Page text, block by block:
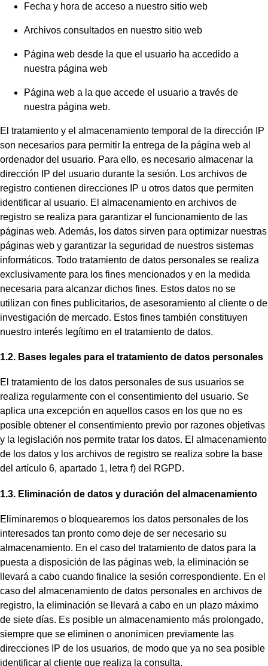
Fecha y hora de acceso a nuestro sitio web
Archivos consultados en nuestro sitio web
Página web desde la que el usuario ha accedido a
nuestra página web
Página web a la que accede el usuario a través de
nuestra página web.
El tratamiento y el almacenamiento temporal de la dirección IP
son necesarios para permitir la entrega de la página web al
ordenador del usuario. Para ello, es necesario almacenar la
dirección IP del usuario durante la sesión. Los archivos de
registro contienen direcciones IP u otros datos que permiten
identificar al usuario. El almacenamiento en archivos de
registro se realiza para garantizar el funcionamiento de las
páginas web. Además, los datos sirven para optimizar nuestras
páginas web y garantizar la seguridad de nuestros sistemas
informáticos. Todo tratamiento de datos personales se realiza
exclusivamente para los fines mencionados y en la medida
necesaria para alcanzar dichos fines. Estos datos no se
utilizan con fines publicitarios, de asesoramiento al cliente o de
investigación de mercado. Estos fines también constituyen
nuestro interés legítimo en el tratamiento de datos.
1.2. Bases legales para el tratamiento de datos personales
El tratamiento de los datos personales de sus usuarios se
realiza regularmente con el consentimiento del usuario. Se
aplica una excepción en aquellos casos en los que no es
posible obtener el consentimiento previo por razones objetivas
y la legislación nos permite tratar los datos. El almacenamiento
de los datos y los archivos de registro se realiza sobre la base
del artículo 6, apartado 1, letra f) del RGPD.
1.3. Eliminación de datos y duración del almacenamiento
Eliminaremos o bloquearemos los datos personales de los
interesados tan pronto como deje de ser necesario su
almacenamiento. En el caso del tratamiento de datos para la
puesta a disposición de las páginas web, la eliminación se
llevará a cabo cuando finalice la sesión correspondiente. En el
caso del almacenamiento de datos personales en archivos de
registro, la eliminación se llevará a cabo en un plazo máximo
de siete días. Es posible un almacenamiento más prolongado,
siempre que se eliminen o anonimicen previamente las
direcciones IP de los usuarios, de modo que ya no sea posible
identificar al cliente que realiza la consulta.